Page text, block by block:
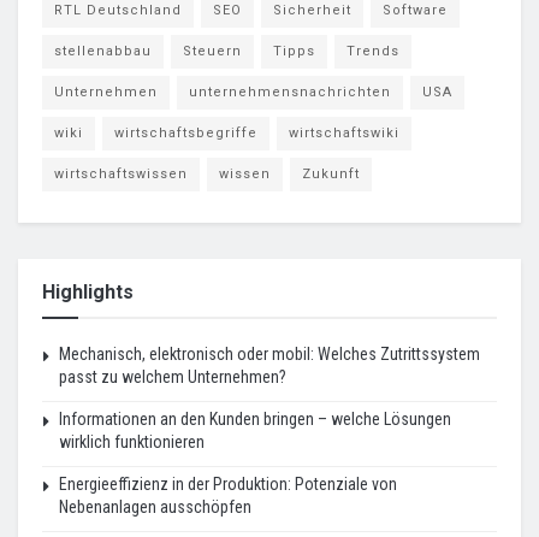
RTL Deutschland SEO Sicherheit Software
stellenabbau Steuern Tipps Trends
Unternehmen unternehmensnachrichten USA
wiki wirtschaftsbegriffe wirtschaftswiki
wirtschaftswissen wissen Zukunft
Highlights
Mechanisch, elektronisch oder mobil: Welches Zutrittssystem
passt zu welchem Unternehmen?
Informationen an den Kunden bringen – welche Lösungen
wirklich funktionieren
Energieeffizienz in der Produktion: Potenziale von
Nebenanlagen ausschöpfen